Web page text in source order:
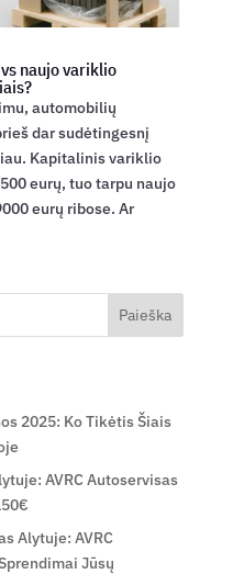
naujo variklio
automobilių
dar sudėtingesnį
Kapitalinis variklio
eurų, tuo tarpu naujo
eurų ribose. Ar
Paieška
2025: Ko Tikėtis Šiais
AVRC Autoservisas
Alytuje: AVRC
Jūsų